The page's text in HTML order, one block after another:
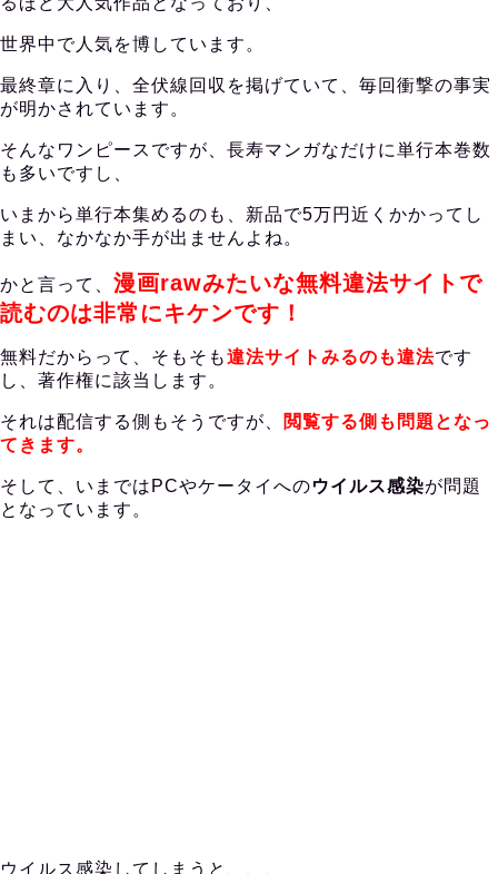
世界中で人気を博しています。
最終章に入り、全伏線回収を掲げていて、毎回衝撃の事実
が明かされています。
そんなワンピースですが、長寿マンガなだけに単行本巻数
も多いですし、
いまから単行本集めるのも、新品で5万円近くかかってし
まい、なかなか手が出ませんよね。
かと言って、 漫画rawみたいな無料違法サイトで
読むのは非常にキケンです！
無料だからって、そもそも違法サイトみるのも違法です
し、著作権に該当します。
それは配信する側もそうですが、
閲覧する側も問題となっ
てきます。
そして、いまではPCやケータイへのウイルス感染が問題
となっています。
ウイルス感染してしまうと、、、